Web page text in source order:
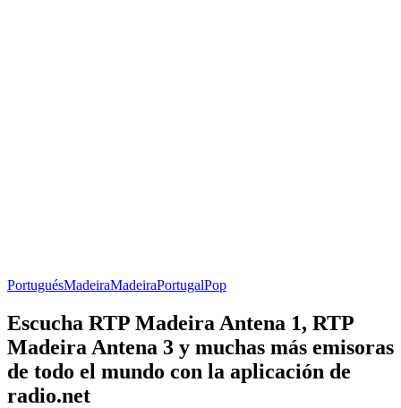
PortuguésMadeiraMadeiraPortugalPop
Escucha RTP Madeira Antena 1, RTP
Madeira Antena 3 y muchas más emisoras
de todo el mundo con la aplicación de
radio.net